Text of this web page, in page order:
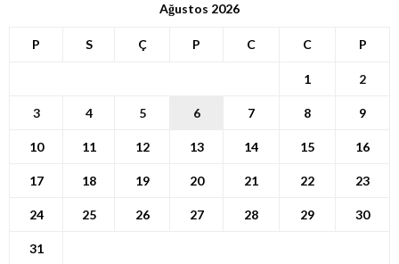
Ağustos 2026
P S Ç P C C P
1 2
3 4 5 6 7 8 9
10 11 12 13 14 15 16
17 18 19 20 21 22 23
24 25 26 27 28 29 30
31